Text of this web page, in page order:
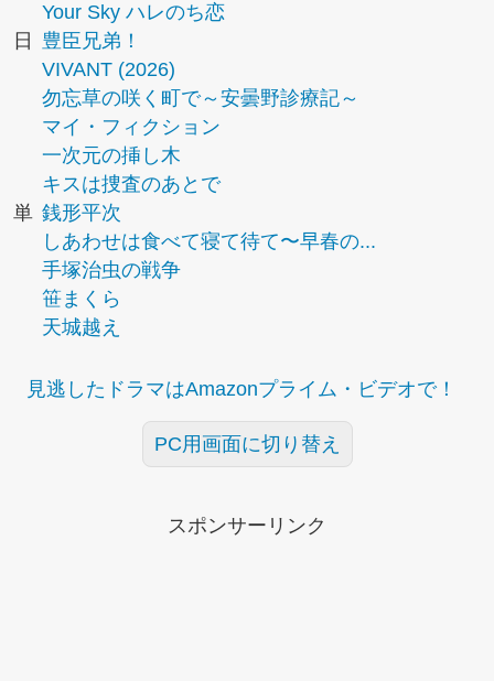
Your Sky ハレのち恋
日
豊臣兄弟！
VIVANT (2026)
勿忘草の咲く町で～安曇野診療記～
マイ・フィクション
一次元の挿し木
キスは捜査のあとで
単 銭形平次
しあわせは食べて寝て待て〜早春の...
手塚治虫の戦争
笹まくら
天城越え
見逃したドラマはAmazonプライム・ビデオで！
PC用画面に切り替え
スポンサーリンク